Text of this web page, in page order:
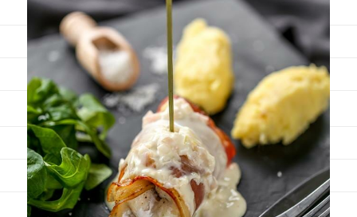
Sauces et accompagnements
Végétarien
Viandes
Pratique
Mesures conversions
Lexique des différents termes de cuisine
Service du vin